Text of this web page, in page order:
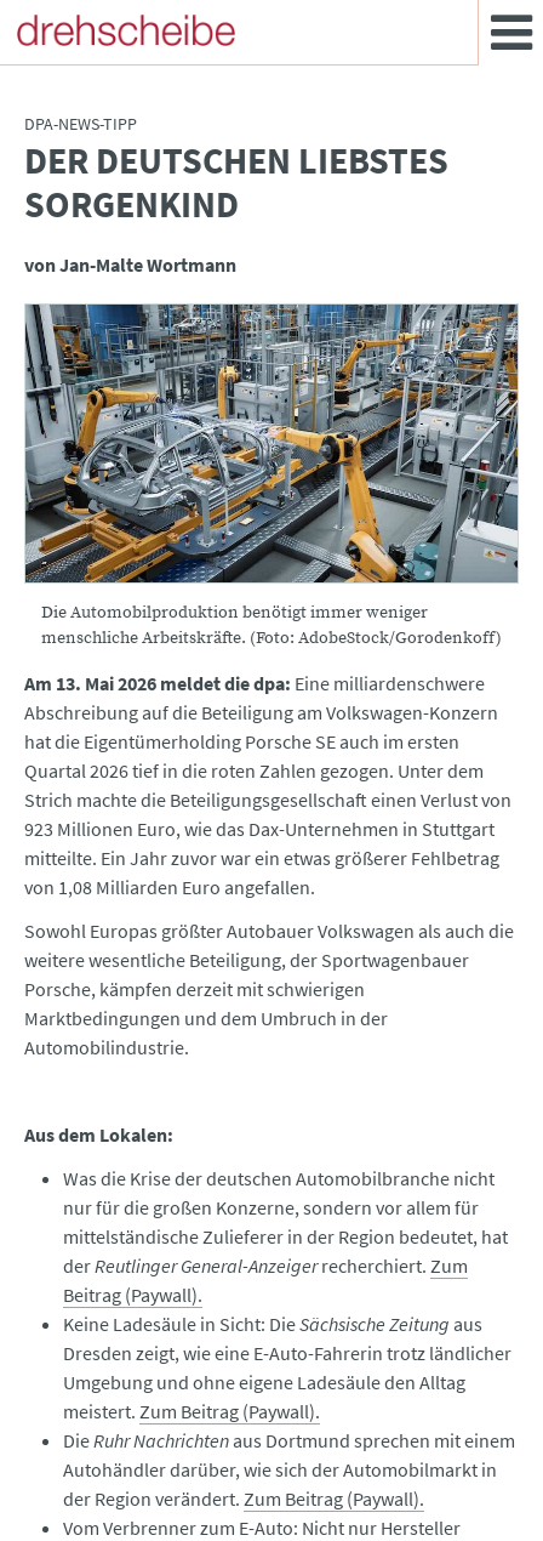
DPA-NEWS-TIPP
:DER DEUTSCHEN LIEBSTES
SORGENKIND
von Jan-Malte Wortmann
Die Automobilproduktion benötigt immer weniger
menschliche Arbeitskräfte. (Foto: AdobeStock/Gorodenkoff)
Am 13. Mai 2026 meldet die dpa: Eine milliardenschwere
Abschreibung auf die Beteiligung am Volkswagen-Konzern
hat die Eigentümerholding Porsche SE auch im ersten
Quartal 2026 tief in die roten Zahlen gezogen. Unter dem
Strich machte die Beteiligungsgesellschaft einen Verlust von
923 Millionen Euro, wie das Dax-Unternehmen in Stuttgart
mitteilte. Ein Jahr zuvor war ein etwas größerer Fehlbetrag
von 1,08 Milliarden Euro angefallen.
Sowohl Europas größter Autobauer Volkswagen als auch die
weitere wesentliche Beteiligung, der Sportwagenbauer
Porsche, kämpfen derzeit mit schwierigen
Marktbedingungen und dem Umbruch in der
Automobilindustrie.
Aus dem Lokalen:
Was die Krise der deutschen Automobilbranche nicht
nur für die großen Konzerne, sondern vor allem für
mittelständische Zulieferer in der Region bedeutet, hat
derReutlinger General-Anzeigerrecherchiert. Zum
Beitrag (Paywall).
Keine Ladesäule in Sicht: DieSächsische Zeitung aus
Dresden zeigt, wie eine E-Auto-Fahrerin trotz ländlicher
Umgebung und ohne eigene Ladesäule den Alltag
meistert. Zum Beitrag (Paywall).
DieRuhr Nachrichten aus Dortmund sprechen mit einem
Autohändler darüber, wie sich der Automobilmarkt in
der Region verändert. Zum Beitrag (Paywall).
Vom Verbrenner zum E-Auto: Nicht nur Hersteller